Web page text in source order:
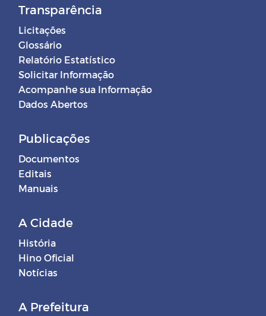
Transparência
Licitações
Glossário
Relatório Estatístico
Solicitar Informação
Acompanhe sua Informação
Dados Abertos
Publicações
Documentos
Editais
Manuais
A Cidade
História
Hino Oficial
Notícias
A Prefeitura